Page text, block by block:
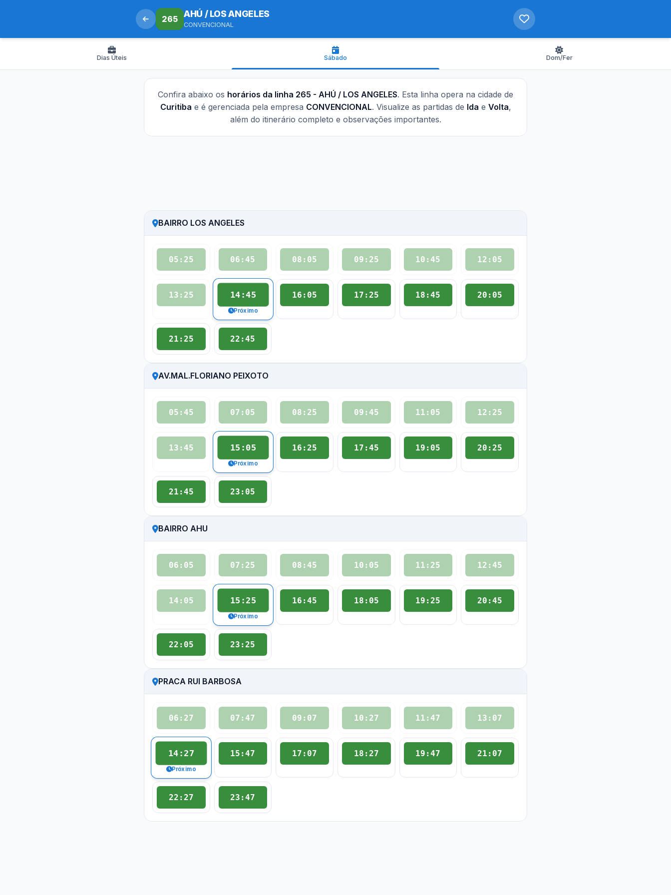
265 AHÚ / LOS ANGELES
CONVENCIONAL
Dias Úteis Sábado Dom/Fer
Confira abaixo os horários da linha 265 - AHÚ / LOS ANGELES. Esta linha opera na cidade de
Curitiba e é gerenciada pela empresa CONVENCIONAL. Visualize as partidas de Ida e Volta,
além do itinerário completo e observações importantes.
BAIRRO LOS ANGELES
05:25 06:45 08:05 09:25 10:45 12:05
13:25 14:45
Próximo
16:05 17:25 18:45 20:05
21:25 22:45
AV.MAL.FLORIANO PEIXOTO
05:45 07:05 08:25 09:45 11:05 12:25
13:45 15:05
Próximo
16:25 17:45 19:05 20:25
21:45 23:05
BAIRRO AHU
06:05 07:25 08:45 10:05 11:25 12:45
14:05 15:25
Próximo
16:45 18:05 19:25 20:45
22:05 23:25
PRACA RUI BARBOSA
06:27 07:47 09:07 10:27 11:47 13:07
14:27
Próximo
15:47 17:07 18:27 19:47 21:07
22:27 23:47